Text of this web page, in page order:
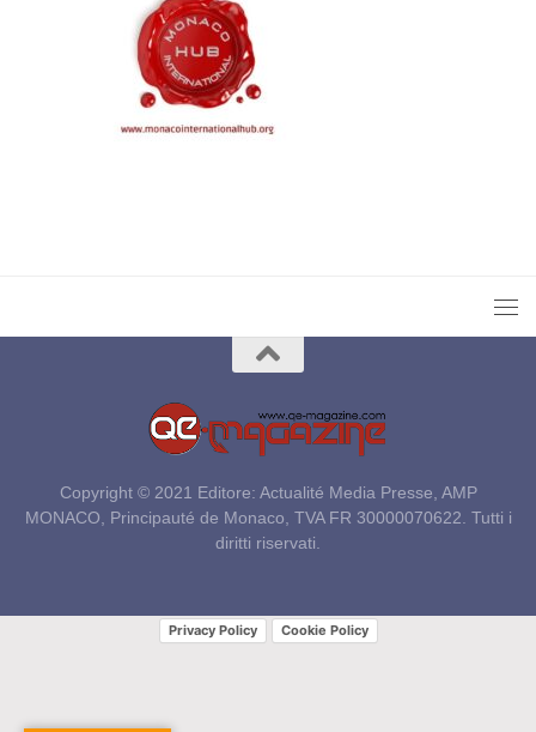
Copyright © 2021 Editore: Actualité Media Presse, AMP
MONACO, Principauté de Monaco, TVA FR 30000070622. Tutti i
diritti riservati.
Privacy Policy Cookie Policy